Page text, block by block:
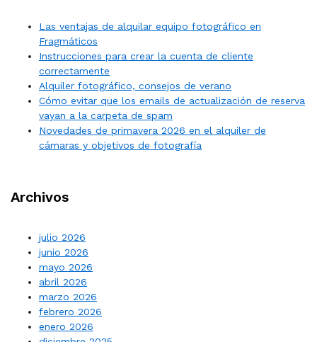
Las ventajas de alquilar equipo fotográfico en
Fragmáticos
Instrucciones para crear la cuenta de cliente
correctamente
Alquiler fotográfico, consejos de verano
Cómo evitar que los emails de actualización de reserva
vayan a la carpeta de spam
Novedades de primavera 2026 en el alquiler de
cámaras y objetivos de fotografía
Archivos
julio 2026
junio 2026
mayo 2026
abril 2026
marzo 2026
febrero 2026
enero 2026